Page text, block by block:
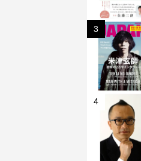
3
4